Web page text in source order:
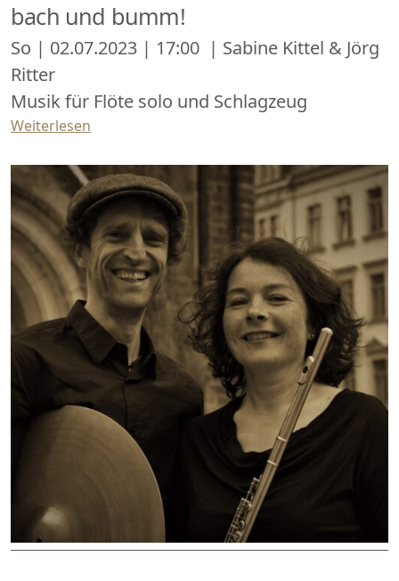
bach und bumm!
So | 02.07.2023 | 17:00 | Sabine Kittel & Jörg
Ritter
Musik für Flöte solo und Schlagzeug
Weiterlesen